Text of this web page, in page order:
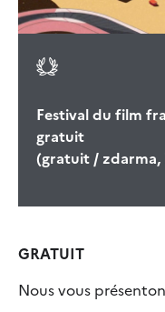
Festival du film
gratuit
(gratuit / zdarma,
GRATUIT
Nous vous